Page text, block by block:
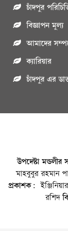
চাঁদপুর
বিজ্ঞাপন মুল্য
আমাদের
ক্যারিয়ার
চাঁদপুর এর
উপদেষ্টা মন্ডলীর
মাহবুবুর রহমান
প্রকাশক:
রশিদ